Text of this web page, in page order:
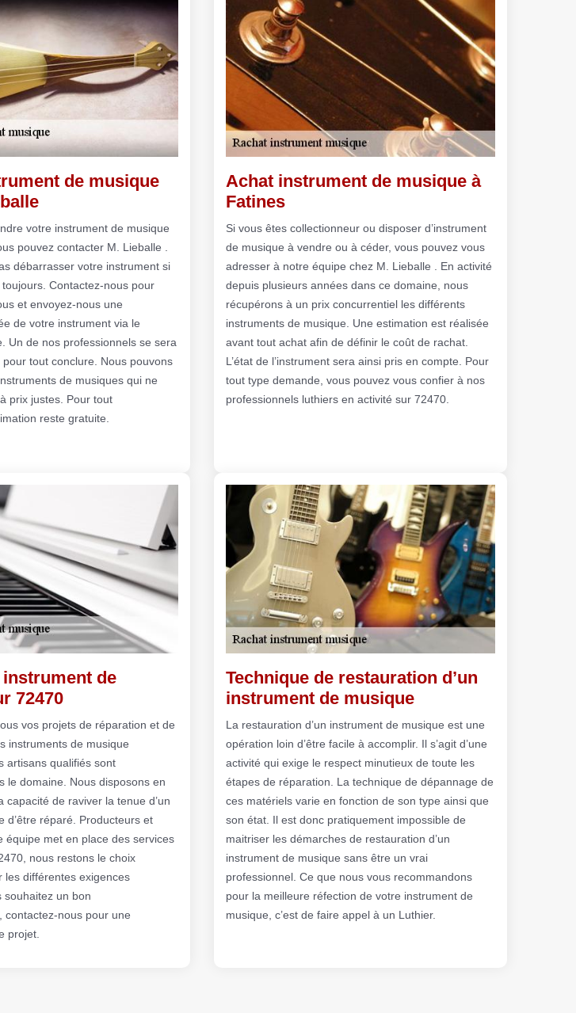
de musique
votre instrument de musique
pouvez contacter M. Lieballe .
débarrasser votre instrument si
Contactez-nous pour
et envoyez-nous une
de votre instrument via le
Un de nos professionnels se sera
tout conclure. Nous pouvons
de musiques qui ne
prix justes. Pour tout
reste gratuite.
Achat instrument de musique à
Fatines
Si vous êtes collectionneur ou disposer d’instrument
de musique à vendre ou à céder, vous pouvez vous
adresser à notre équipe chez M. Lieballe . En activité
depuis plusieurs années dans ce domaine, nous
récupérons à un prix concurrentiel les différents
instruments de musique. Une estimation est réalisée
avant tout achat afin de définir le coût de rachat.
L’état de l’instrument sera ainsi pris en compte. Pour
tout type demande, vous pouvez vous confier à nos
professionnels luthiers en activité sur 72470.
de
72470
vos projets de réparation et de
instruments de musique
artisans qualifiés sont
le domaine. Nous disposons en
capacité de raviver la tenue d’un
d’être réparé. Producteurs et
équipe met en place des services
nous restons le choix
les différentes exigences
souhaitez un bon
contactez-nous pour une
projet.
Technique de restauration d’un
instrument de musique
La restauration d’un instrument de musique est une
opération loin d’être facile à accomplir. Il s’agit d’une
activité qui exige le respect minutieux de toute les
étapes de réparation. La technique de dépannage de
ces matériels varie en fonction de son type ainsi que
son état. Il est donc pratiquement impossible de
maitriser les démarches de restauration d’un
instrument de musique sans être un vrai
professionnel. Ce que nous vous recommandons
pour la meilleure réfection de votre instrument de
musique, c’est de faire appel à un Luthier.